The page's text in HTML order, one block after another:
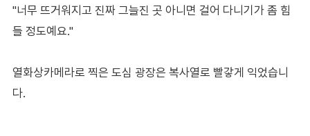
"너무 뜨거워지고 진짜 그늘진 곳 아니면 걸어 다니기가 좀 힘
들 정도예요."
열화상카메라로 찍은 도심 광장은 복사열로 빨갛게 익었습니
다.